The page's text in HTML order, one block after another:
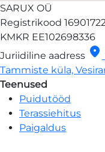
SARUX OÜ
Registrikood
KMKR EE102698336
Juriidiline aadress location_on
Tammiste küla,
Teenused
Puidutööd
Terassiehitus
Paigaldus